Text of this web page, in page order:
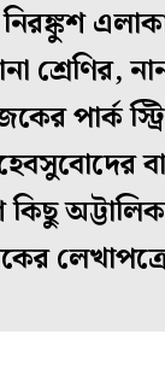
শ্রেণির,
পার্ক